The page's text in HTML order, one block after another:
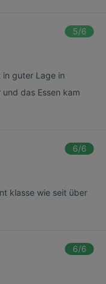
5/6
guter Lage in
das Essen kam
6/6
klasse wie seit über
6/6